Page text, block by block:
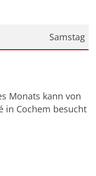
Samstag
Monats kann von
in Cochem besucht